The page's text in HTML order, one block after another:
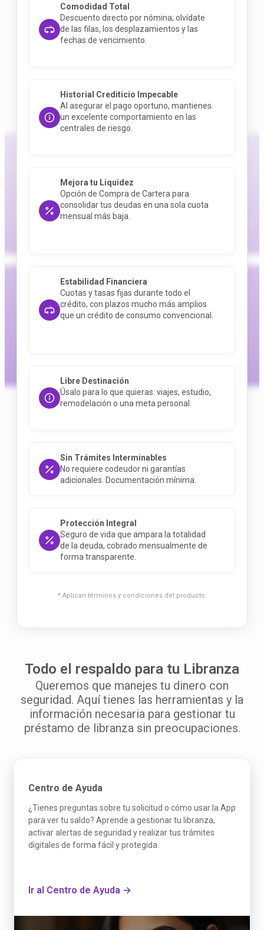
Comodidad Total
Descuento directo por nómina; olvídate
de las filas, los desplazamientos y las
fechas de vencimiento
Historial Crediticio Impecable
Al asegurar el pago oportuno, mantienes
un excelente comportamiento en las
centrales de riesgo
Mejora tu Liquidez
Opción de Compra de Cartera para
consolidar tus deudas en una sola cuota
mensual más baja
Estabilidad Financiera
Cuotas y tasas fijas durante todo el
crédito, con plazos mucho más amplios
que un crédito de consumo convencional
Libre Destinación
Úsalo para lo que quieras: viajes, estudio,
remodelación o una meta personal
Sin Trámites Interminables
No requiere codeudor ni garantías
adicionales. Documentación mínima
Protección Integral
Seguro de vida que ampara la totalidad
de la deuda, cobrado mensualmente de
forma transparente
* Aplican términos y condiciones del producto.
Todo el respaldo para tu Libranza
Queremos que manejes tu dinero con
seguridad. Aquí tienes las herramientas y la
información necesaria para gestionar tu
préstamo de libranza sin preocupaciones.
Centro de Ayuda
¿Tienes preguntas sobre tu solicitud o cómo usar la App
para ver tu saldo? Aprende a gestionar tu libranza,
activar alertas de seguridad y realizar tus trámites
digitales de forma fácil y protegida.
Ir al Centro de Ayuda →